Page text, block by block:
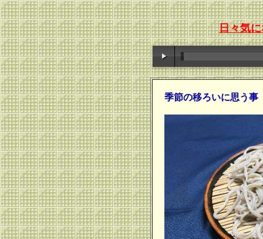
日々気
季節の移ろいに思う事